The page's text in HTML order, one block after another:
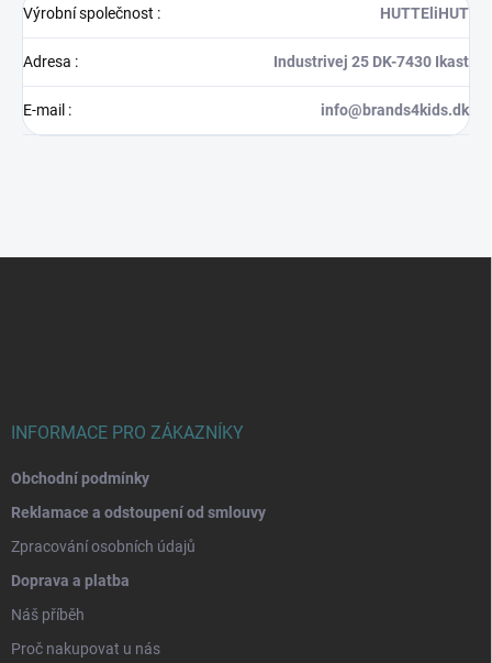
Výrobní společnost : HUTTEliHUT
Adresa : Industrivej 25 DK-7430 Ikast
E-mail : info@brands4kids.dk
INFORMACE PRO ZÁKAZNÍKY
Obchodní podmínky
Reklamace a odstoupení od smlouvy
Zpracování osobních údajů
Doprava a platba
Náš příběh
Proč nakupovat u nás